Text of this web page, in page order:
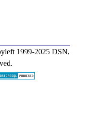
1999-2025 DSN,